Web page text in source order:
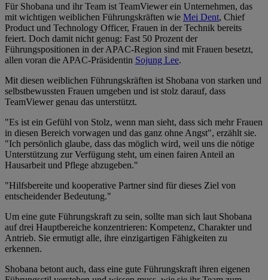
Für Shobana und ihr Team ist TeamViewer ein Unternehmen, das
mit wichtigen weiblichen Führungskräften wie Mei Dent, Chief
Product und Technology Officer, Frauen in der Technik bereits
feiert. Doch damit nicht genug: Fast 50 Prozent der
Führungspositionen in der APAC-Region sind mit Frauen besetzt,
allen voran die APAC-Präsidentin Sojung Lee.
Mit diesen weiblichen Führungskräften ist Shobana von starken und
selbstbewussten Frauen umgeben und ist stolz darauf, dass
TeamViewer genau das unterstützt.
"Es ist ein Gefühl von Stolz, wenn man sieht, dass sich mehr Frauen
in diesen Bereich vorwagen und das ganz ohne Angst", erzählt sie.
"Ich persönlich glaube, dass das möglich wird, weil uns die nötige
Unterstützung zur Verfügung steht, um einen fairen Anteil an
Hausarbeit und Pflege abzugeben."
"Hilfsbereite und kooperative Partner sind für dieses Ziel von
entscheidender Bedeutung."
Um eine gute Führungskraft zu sein, sollte man sich laut Shobana
auf drei Hauptbereiche konzentrieren: Kompetenz, Charakter und
Antrieb. Sie ermutigt alle, ihre einzigartigen Fähigkeiten zu
erkennen.
Shobana betont auch, dass eine gute Führungskraft ihren eigenen